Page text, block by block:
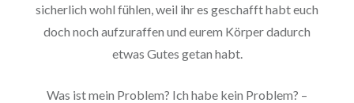
sicherlich wohl fühlen, weil ihr es geschafft habt euch
doch noch aufzuraffen und eurem Körper dadurch
etwas Gutes getan habt.
Was ist mein Problem? Ich habe kein Problem? –